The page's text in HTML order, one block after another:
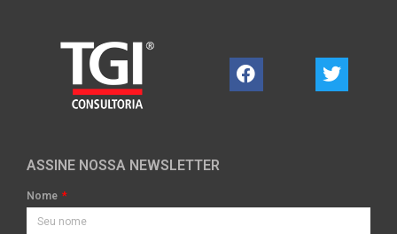
ASSINE NOSSA NEWSLETTER
Nome